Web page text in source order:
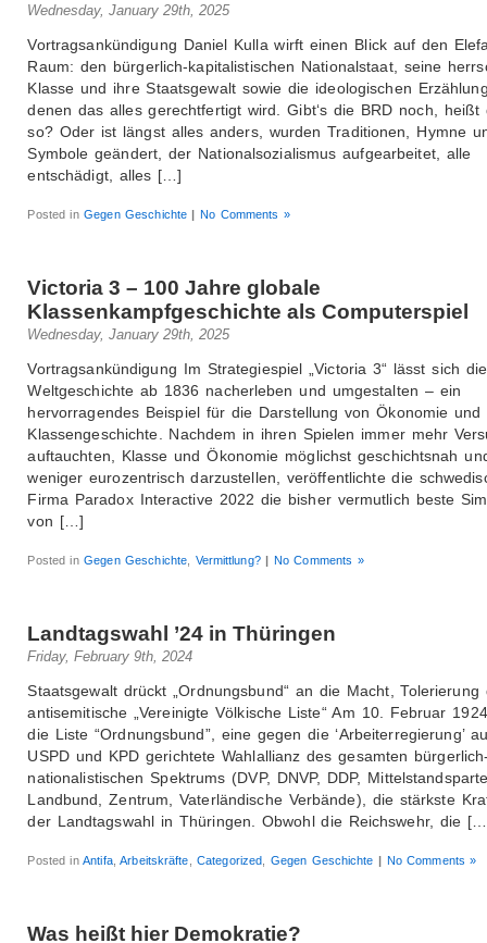
Wednesday, January 29th, 2025
Vortragsankündigung Daniel Kulla wirft einen Blick auf den
Raum: den bürgerlich-kapitalistischen Nationalstaat, seine
Klasse und ihre Staatsgewalt sowie die ideologischen
denen das alles gerechtfertigt wird. Gibt‘s die BRD noch, heißt
so? Oder ist längst alles anders, wurden Traditionen, Hymne
Symbole geändert, der Nationalsozialismus aufgearbeitet, alle
entschädigt, alles […]
Posted inGegen Geschichte | No Comments »
Victoria 3 – 100 Jahre globale
Klassenkampfgeschichte als Computerspiel
Wednesday, January 29th, 2025
Vortragsankündigung Im Strategiespiel „Victoria 3“ lässt sich die
Weltgeschichte ab 1836 nacherleben und umgestalten – ein
hervorragendes Beispiel für die Darstellung von Ökonomie und
Klassengeschichte. Nachdem in ihren Spielen immer mehr
auftauchten, Klasse und Ökonomie möglichst geschichtsnah
weniger eurozentrisch darzustellen, veröffentlichte die
Firma Paradox Interactive 2022 die bisher vermutlich beste
von […]
Posted inGegen Geschichte Vermittlung? | No Comments »
Landtagswahl ’24 in Thüringen
Friday, February 9th, 2024
Staatsgewalt drückt „Ordnungsbund“ an die Macht, Tolerierung
antisemitische „Vereinigte Völkische Liste“ Am 10. Februar
die Liste “Ordnungsbund”, eine gegen die ‘Arbeiterregierung’
USPD und KPD gerichtete Wahlallianz des gesamten
nationalistischen Spektrums (DVP, DNVP, DDP,
Landbund, Zentrum, Vaterländische Verbände), die stärkste
der Landtagswahl in Thüringen. Obwohl die Reichswehr, die
Posted inAntifa,Arbeitskräfte ,Categorized Gegen Geschichte | No Comments »
Was heißt hier Demokratie?